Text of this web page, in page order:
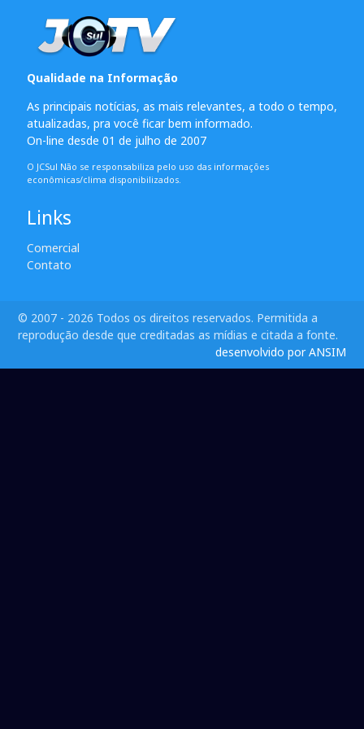
Qualidade na Informação
As principais notícias, as mais relevantes, a todo o tempo,
atualizadas, pra você ficar bem informado.
On-line desde 01 de julho de 2007
O JCSul Não se responsabiliza pelo uso das informações
econômicas/clima disponibilizados.
Links
Comercial
Contato
© 2007 - 2026 Todos os direitos reservados. Permitida a
reprodução desde que creditadas as mídias e citada a fonte.
desenvolvido por ANSIM